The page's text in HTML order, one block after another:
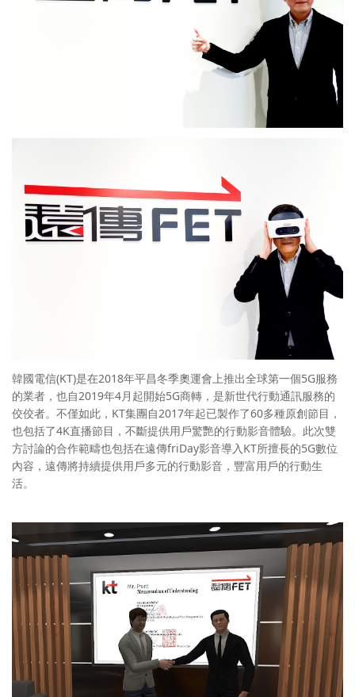
韓國電信(KT)是在2018年平昌冬季奧運會上推出全球第一個5G服務
的業者，也自2019年4月起開始5G商轉，是新世代行動通訊服務的
佼佼者。不僅如此，KT集團自2017年起已製作了60多種原創節目，
也包括了4K直播節目，不斷提供用戶驚艷的行動影音體驗。此次雙
方討論的合作範疇也包括在遠傳friDay影音導入KT所擅長的5G數位
內容，遠傳將持續提供用戶多元的行動影音，豐富用戶的行動生
活。